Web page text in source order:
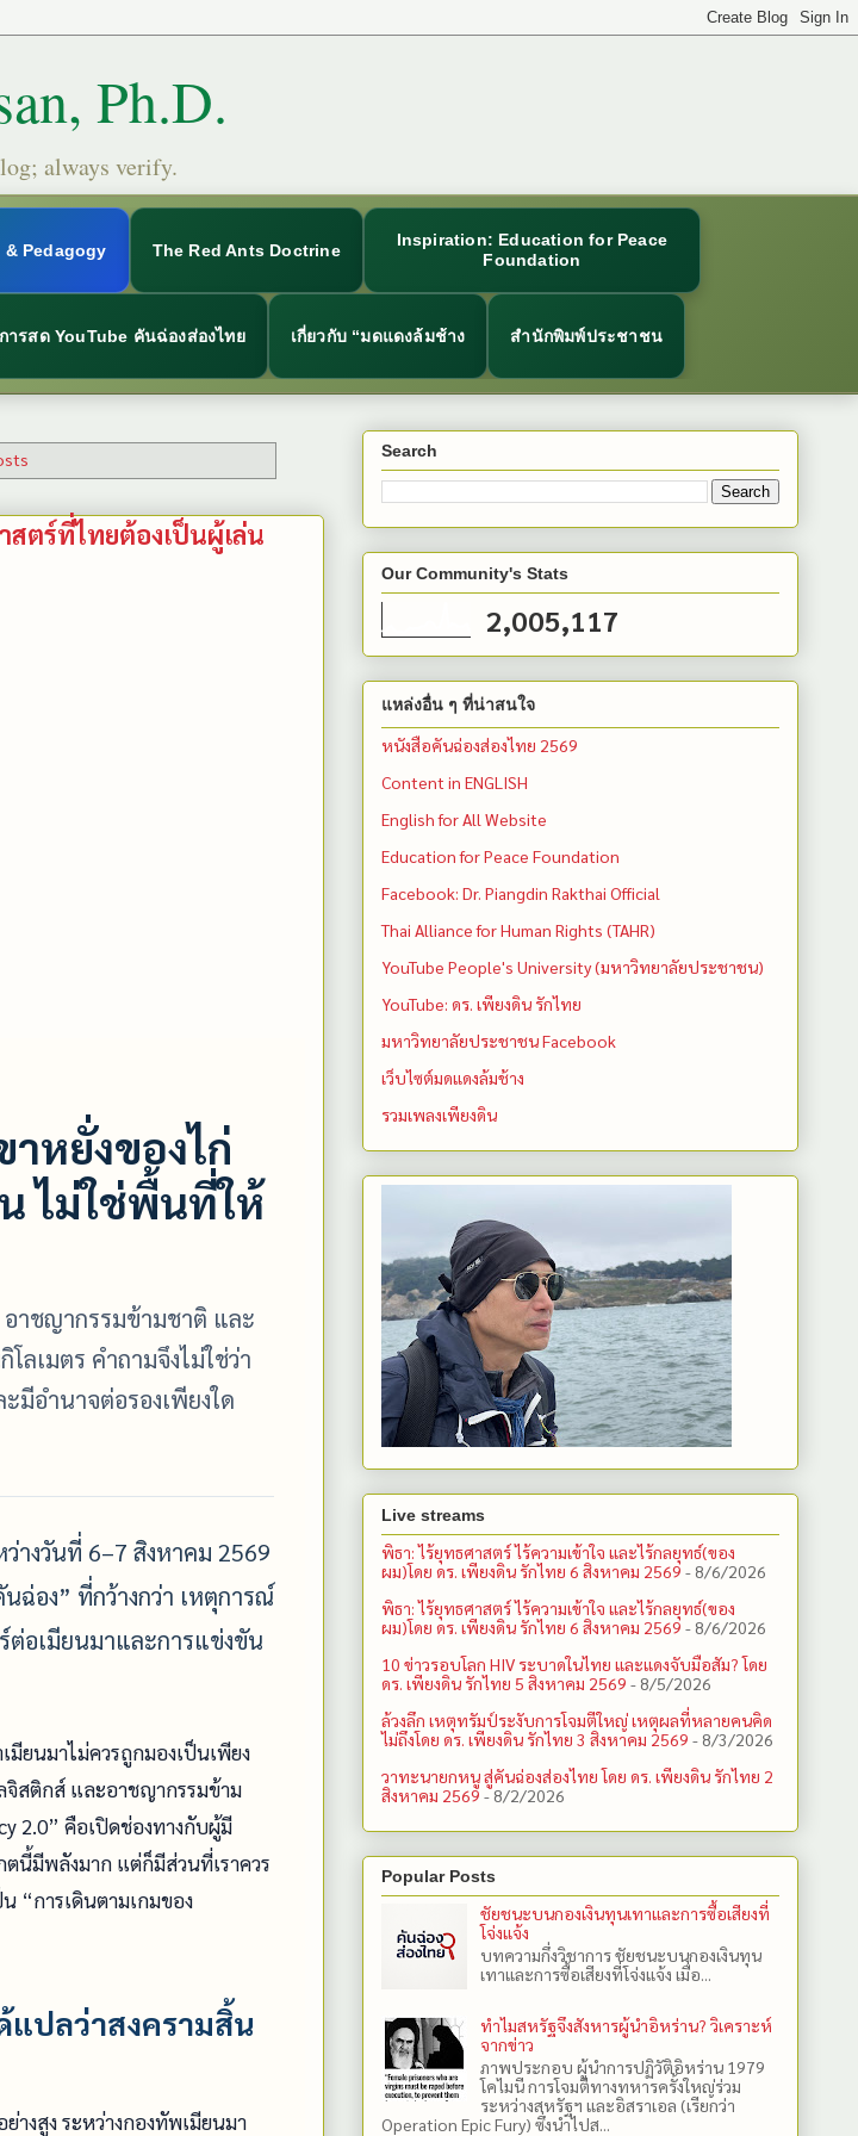
Ph.D.
always verify.
Pedagogy The Red Ants Doctrine
Inspiration: Education for Peace
Foundation
ารสด YouTube คันฉ่องส่องไทย เกี่ยวกับ “มดแดงล้มช้าง สำนักพิมพ์ประชาชน
สตร์ที่ไทยต้องเป็นผู้เล่น
าหยั่งของไก่
ไม่ใช่พื้นที่ให้
อาชญากรรมข้ามชาติ และ
เมตร คำถามจึงไม่ใช่ว่า
มีอำนาจต่อรองเพียงใด
างวันที่ 6–7 สิงหาคม 2569
ฉ่อง” ที่กว้างกว่า เหตุการณ์
ต่อเมียนมาและการแข่งขัน
ยนมาไม่ควรถูกมองเป็นเพียง
จิสติกส์ และอาชญากรรมข้าม
2.0” คือเปิดช่องทางกับผู้มี
ตนี้มีพลังมาก แต่ก็มีส่วนที่เราควร
“การเดินตามเกมของ
แปลว่าสงครามสิ้น
างสูง ระหว่างกองทัพเมียนมา
Search
Our Community's Stats
2,005,117
แหล่งอื่น ๆ ที่น่าสนใจ
หนังสือคันฉ่องส่องไทย 2569
Content in ENGLISH
English for All Website
Education for Peace Foundation
Facebook: Dr. Piangdin Rakthai Official
Thai Alliance for Human Rights (TAHR)
YouTube People's University (มหาวิทยาลัยประชาชน)
YouTube: ดร. เพียงดิน รักไทย
มหาวิทยาลัยประชาชน Facebook
เว็บไซต์มดแดงล้มช้าง
รวมเพลงเพียงดิน
Live streams
พิธา: ไร้ยุทธศาสตร์ ไร้ความเข้าใจ และไร้กลยุทธ์(ของ
ผม)โดย ดร. เพียงดิน รักไทย 6 สิงหาคม 2569 - 8/6/2026
พิธา: ไร้ยุทธศาสตร์ ไร้ความเข้าใจ และไร้กลยุทธ์(ของ
ผม)โดย ดร. เพียงดิน รักไทย 6 สิงหาคม 2569 - 8/6/2026
10 ข่าวรอบโลก HIV ระบาดในไทย และแดงจับมือสัม? โดย
ดร. เพียงดิน รักไทย 5 สิงหาคม 2569 - 8/5/2026
ล้วงลึก เหตุทรัมป์ระงับการโจมตีใหญ่ เหตุผลที่หลายคนคิด
ไม่ถึงโดย ดร. เพียงดิน รักไทย 3 สิงหาคม 2569 - 8/3/2026
วาทะนายกหนู สู่คันฉ่องส่องไทย โดย ดร. เพียงดิน รักไทย 2
สิงหาคม 2569 - 8/2/2026
Popular Posts
ชัยชนะบนกองเงินทุนเทาและการซื้อเสียงที่
โจ่งแจ้ง
บทความกึ่งวิชาการ ชัยชนะบนกองเงินทุน
เทาและการซื้อเสียงที่โจ่งแจ้ง เมื่อ...
ทำไมสหรัฐจึงสังหารผู้นำอิหร่าน? วิเคราะห์
จากข่าว
ภาพประกอบ ผู้นำการปฏิวัติอิหร่าน 1979
โคไมนี การโจมตีทางทหารครั้งใหญ่ร่วม
ระหว่างสหรัฐฯ และอิสราเอล (เรียกว่า
Operation Epic Fury) ซึ่งนำไปส...